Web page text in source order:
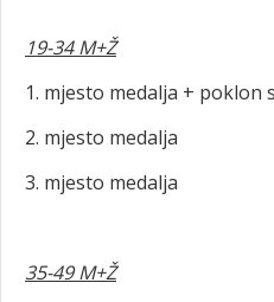
19-34 M+Ž
1. mjesto medalja + poklon
2. mjesto medalja
3. mjesto medalja
35-49 M+Ž